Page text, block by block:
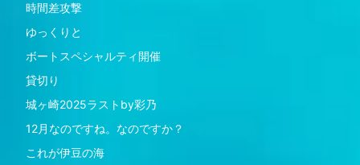
時間差攻撃
ゆっくりと
ボートスペシャルティ開催
貸切り
城ヶ崎2025ラストby彩乃
12月なのですね。なのですか？
これが伊豆の海